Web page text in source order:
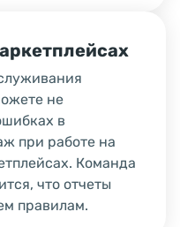
не
в
при работе на
Команда
что отчеты
правилам.